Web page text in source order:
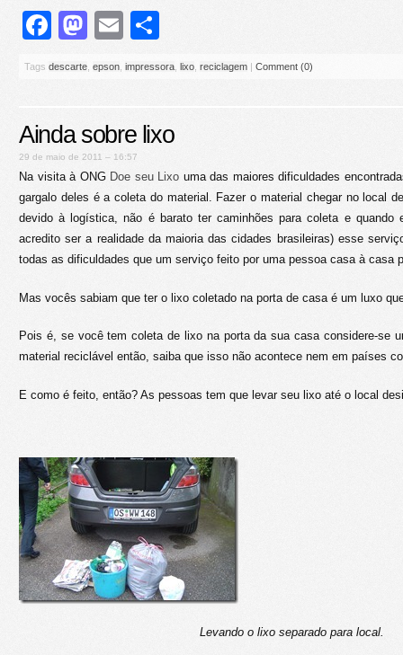
Facebook
Mastodon
Email
Tags descarte epson impressora lixo reciclagem | Comment (0)
Ainda sobre lixo
29 de maio de 2011 – 16:57
Na visita à ONG Doe seu Lixo uma das maiores dificuldades
gargalo deles é a coleta do material. Fazer o material chegar no local
devido à logística, não é barato ter caminhões para coleta e
acredito ser a realidade da maioria das cidades brasileiras) esse
todas as dificuldades que um serviço feito por uma pessoa casa à casa
Mas vocês sabiam que ter o lixo coletado na porta de casa é um luxo
Pois é, se você tem coleta de lixo na porta da sua casa considere-se
material reciclável então, saiba que isso não acontece nem em países
E como é feito, então? As pessoas tem que levar seu lixo até o local
Levando o lixo separado para local.